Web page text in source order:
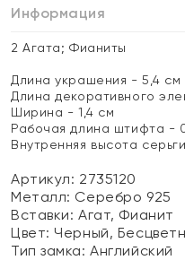
Информация
2 Агата; Фианиты
Длина украшения - 5,4 см
Длина декоративного
Ширина - 1,4 см
Рабочая длина штифта -
Внутренняя высота
Артикул: 2735120
Металл: Серебро 925
Вставки:Агат, Фианит
Цвет:Черный,
Тип замка:Английский